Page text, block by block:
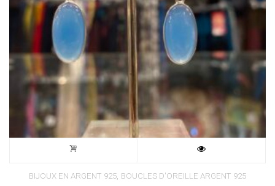
BIJOUX EN ARGENT 925, BOUCLES D'OREILLE ARGENT 925